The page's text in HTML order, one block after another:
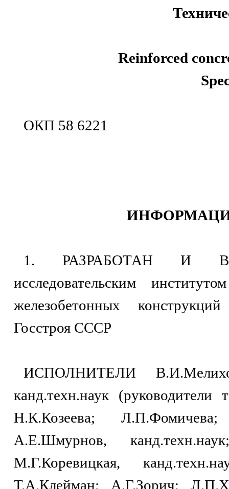
Reinforced
ОКП 58 6221
1. РАЗРАБОТАН И
исследовательским
железобетонных
Госстроя СССР
ИСПОЛНИТЕЛИ
канд.техн.наук
Н.К.Козеева;
А.Е.Шмурнов,
М.Г.Коревицкая,
Т.А.Клейман; А.Г.Зорич;